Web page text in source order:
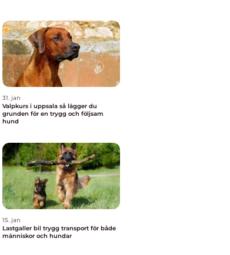
31. jan
Valpkurs i uppsala så lägger du
grunden för en trygg och följsam
hund
15. jan
Lastgaller bil trygg transport för både
människor och hundar